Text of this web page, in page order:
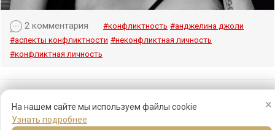
×
На нашем сайте мы используем файлы cookie
Узнать подробнее
2 комментария #конфликтность #анджелина джоли
#аспекты конфликтности #неконфликтная личность
#конфликтная личность